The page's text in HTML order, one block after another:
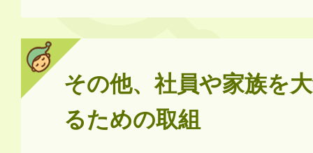
その他、社員や家族を
るための取組